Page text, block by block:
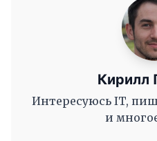
Кирилл
Интересуюсь IT,
и